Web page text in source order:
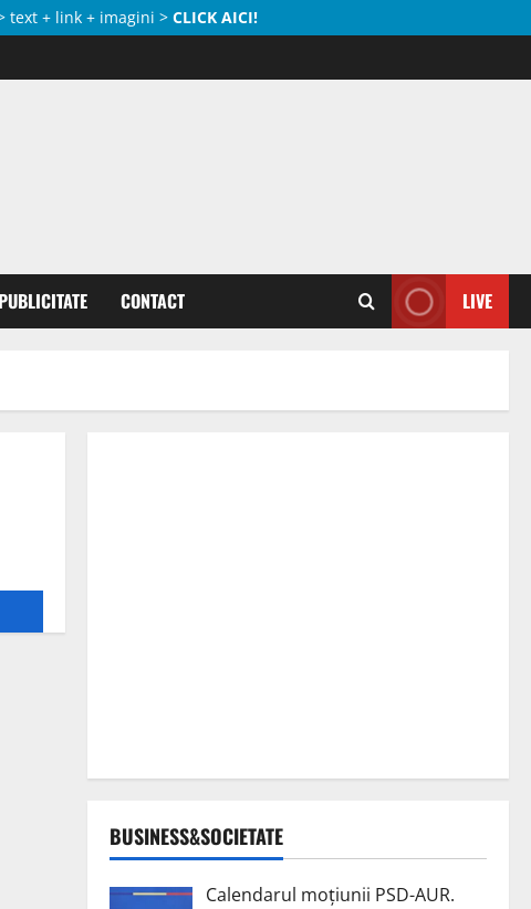
text + link + imagini > CLICK AICI!
PUBLICITATE CONTACT LIVE
BUSINESS&SOCIETATE
Calendarul moțiunii PSD-AUR.